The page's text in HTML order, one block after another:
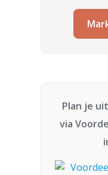
Plan je
via